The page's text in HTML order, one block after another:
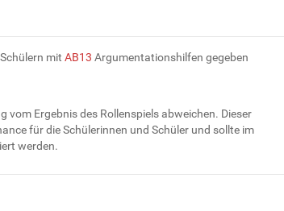
mit AB13 Argumentationshilfen gegeben
vom Ergebnis des Rollenspiels abweichen. Dieser
für die Schülerinnen und Schüler und sollte im
werden.